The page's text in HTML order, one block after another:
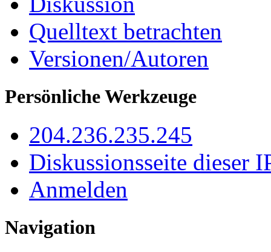
Quelltext betrachten
Versionen/Autoren
Persönliche Werkzeuge
204.236.235.245
Diskussionsseite dieser
Anmelden
Navigation